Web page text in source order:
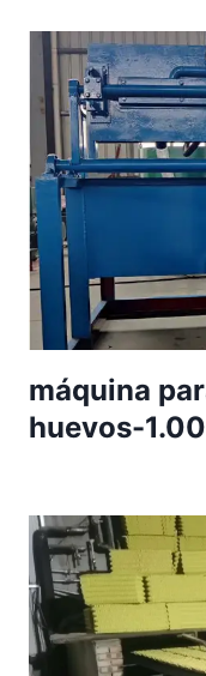
máquina
huevos-